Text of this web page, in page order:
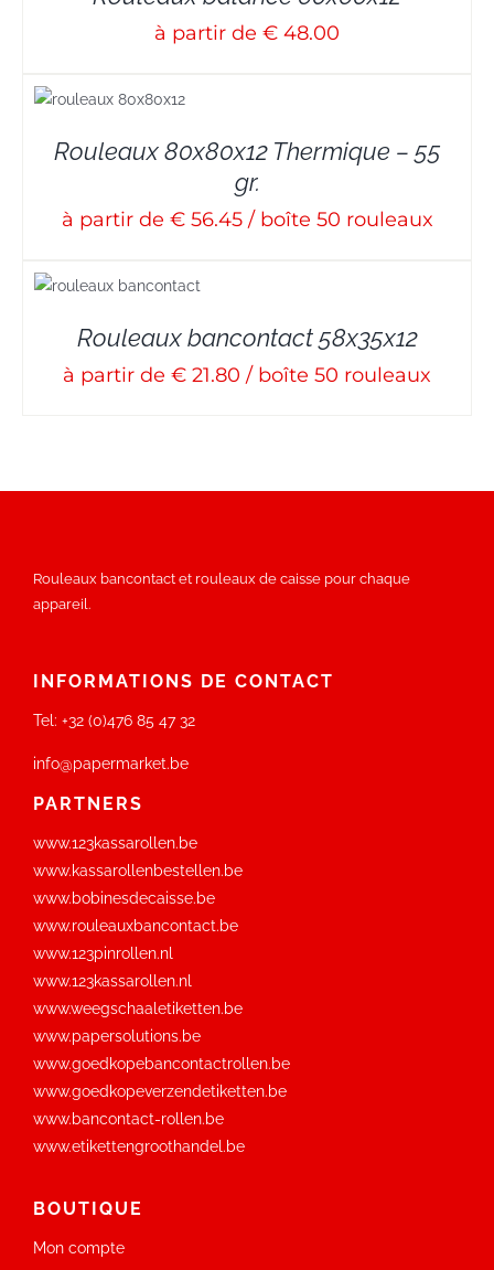
à partir de € 48.00
Rouleaux 80x80x12 Thermique – 55
gr.
à partir de € 56.45 / boîte 50 rouleaux
Rouleaux bancontact 58x35x12
à partir de € 21.80 / boîte 50 rouleaux
Rouleaux bancontact et rouleaux de caisse pour chaque
appareil.
INFORMATIONS DE CONTACT
Tel: +32 (0)476 85 47 32
info@papermarket.be
PARTNERS
www.123kassarollen.be
www.kassarollenbestellen.be
www.bobinesdecaisse.be
www.rouleauxbancontact.be
www.123pinrollen.nl
www.123kassarollen.nl
www.weegschaaletiketten.be
www.papersolutions.be
www.goedkopebancontactrollen.be
www.goedkopeverzendetiketten.be
www.bancontact-rollen.be
www.etikettengroothandel.be
BOUTIQUE
Mon compte